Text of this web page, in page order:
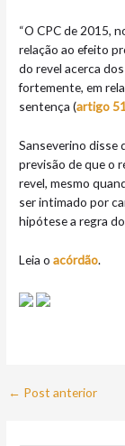
“O CPC de 2015,
relação ao efeito
do revel acerca
fortemente, em
sentença (artigo
Sanseverino disse
previsão de que o
revel, mesmo
ser intimado por
hipótese a regra
Leia oacórdão.
← Post anterior